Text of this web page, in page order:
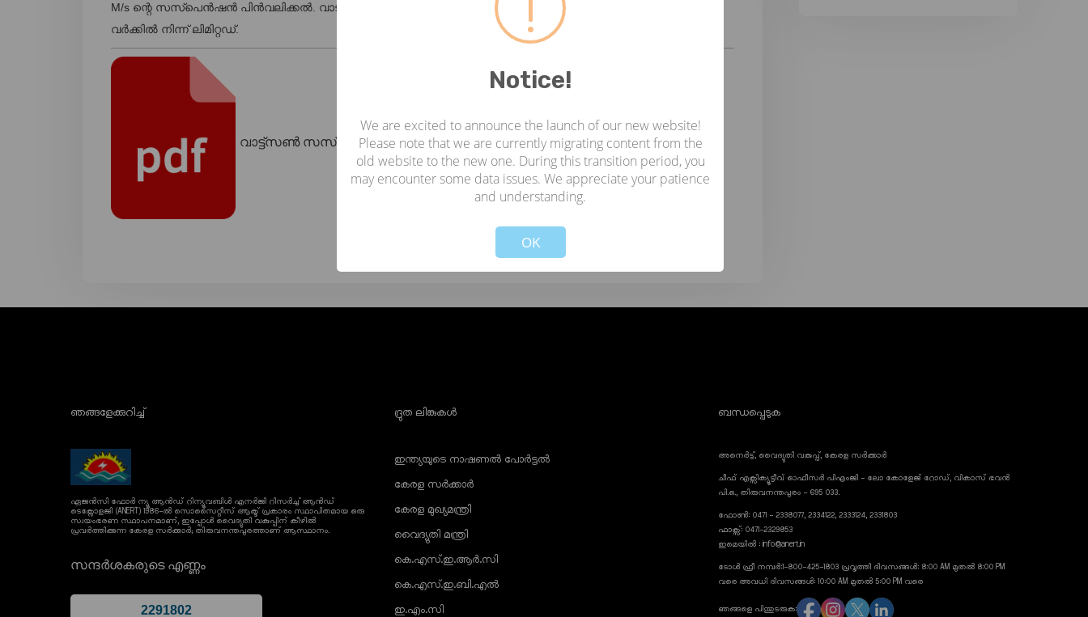
M/s ന്റെ സസ്പെൻഷൻ പിൻവലിക്കൽ. വാട്‌സൺ എനർജി ഇന്ത്യ പ്രൈവറ്റ് ലിമിറ്റഡ്. അനെർട്ട് ഡെപ്പോസിറ്റ്
വർക്കിൽ നിന്ന് ലിമിറ്റഡ്.
വാട്ട്‌സൺ സസ്പെൻഷൻ പിൻവലിക്കൽ കത്ത്
ഞങ്ങളേക്കുറിച്ച്
ഏജൻസി ഫോർ ന്യൂ ആൻഡ് റിന്യൂവബിൾ എനർജി റിസർച്ച് ആൻഡ്
ടെക്നോളജി (ANERT) 1986-ൽ സൊസൈറ്റീസ് ആക്ട് പ്രകാരം സ്ഥാപിതമായ ഒരു
സ്വയംഭരണ സ്ഥാപനമാണ്, ഇപ്പോൾ വൈദ്യുതി വകുപ്പിന് കീഴിൽ
പ്രവർത്തിക്കുന്ന കേരള സർക്കാർ; തിരുവനന്തപുരത്താണ് ആസ്ഥാനം.
സന്ദർശകരുടെ എണ്ണം
ദ്രുത ലിങ്കുകൾ
ഇന്ത്യയുടെ നാഷണൽ പോർട്ടൽ
കേരള സർക്കാർ
കേരള മുഖ്യമന്ത്രി
വൈദ്യുതി മന്ത്രി
കെ.എസ്.ഇ.ആർ.സി
കെ.എസ്.ഇ.ബി.എൽ
ഇ.എം.സി
ബന്ധപ്പെടുക
അനെർട്ട്, വൈദ്യുതി വകുപ്പ്, കേരള സർക്കാർ
ചീഫ് എക്സിക്യൂട്ടീവ് ഓഫീസർ പിഎംജി - ലോ കോളേജ് റോഡ്, വികാസ് ഭവൻ
പി.ഒ., തിരുവനന്തപുരം - 695 033.
ഫോൺ: 0471 - 2338077, 2334122, 2333124, 2331803
ഫാക്സ്: 0471-2329853
ഇമെയിൽ : info@anert.in
ടോൾ ഫ്രീ നമ്പർ:1-800-425-1803 പ്രവൃത്തി ദിവസങ്ങൾ: 8:00 AM മുതൽ 8:00 PM
വരെ അവധി ദിവസങ്ങൾ: 10:00 AM മുതൽ 5:00 PM വരെ
ഞങ്ങളെ പിന്തുടരുക:
Notice!
We are excited to announce the launch of our new website!
Please note that we are currently migrating content from the
old website to the new one. During this transition period, you
may encounter some data issues. We appreciate your patience
and understanding.
OK